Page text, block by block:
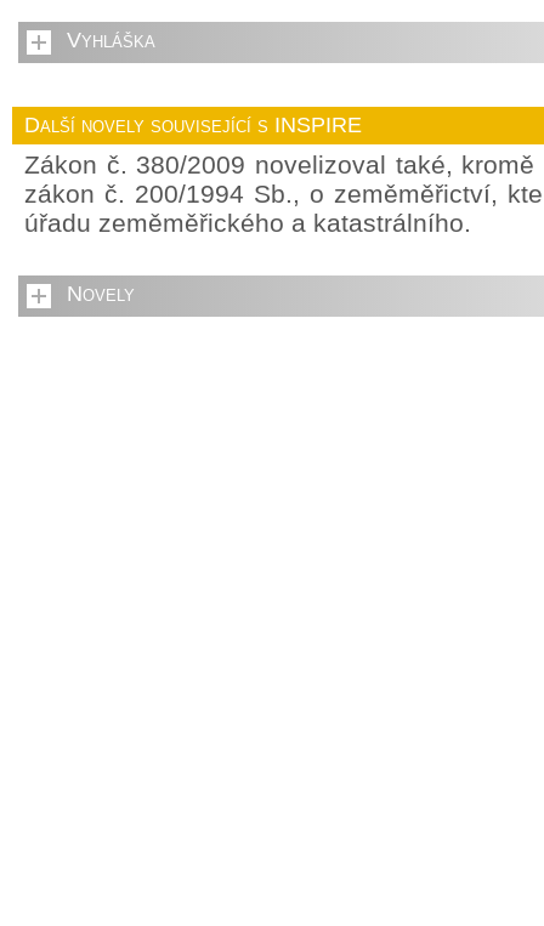
Vyhláška
Další novely související s INSPIRE
Zákon č. 380/2009 novelizoval také,
zákon č. 200/1994 Sb., o zeměměřictví,
úřadu zeměměřického a katastrálního.
Novely